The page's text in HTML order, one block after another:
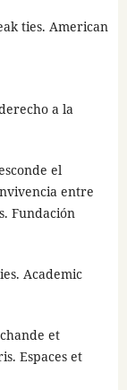
ties. American
a la
el
entre
Fundación
Academic
et
Espaces et